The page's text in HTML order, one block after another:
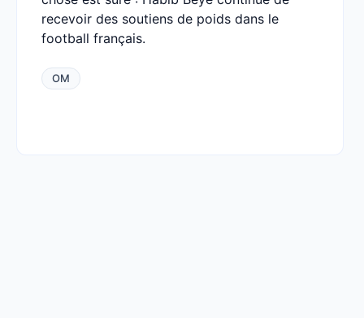
recevoir des soutiens de poids dans le
football français.
OM